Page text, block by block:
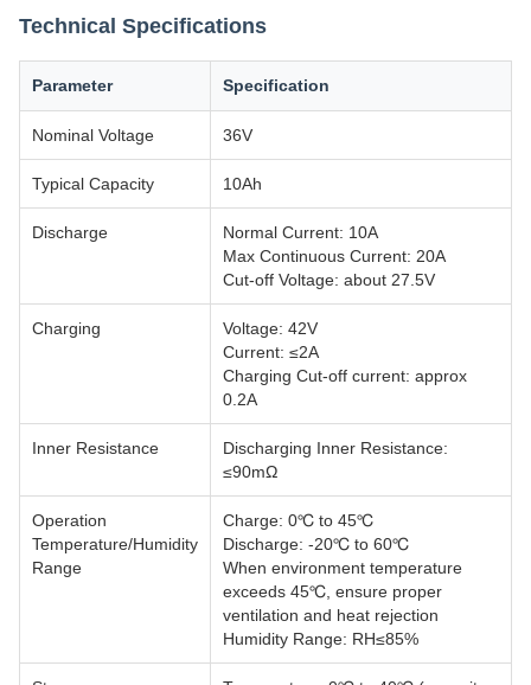
Technical Specifications
Parameter Specification
Nominal Voltage 36V
Typical Capacity 10Ah
Discharge
Normal Current: 10A
Max Continuous Current: 20A
Cut-off Voltage: about 27.5V
Charging
Voltage: 42V
Current: ≤2A
Charging Cut-off current: approx
0.2A
Inner Resistance
Discharging Inner Resistance:
≤90mΩ
Operation
Temperature/Humidity
Range
Charge: 0℃ to 45℃
Discharge: -20℃ to 60℃
When environment temperature
exceeds 45℃, ensure proper
ventilation and heat rejection
Humidity Range: RH≤85%